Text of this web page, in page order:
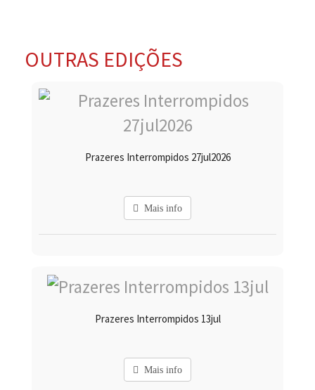
OUTRAS EDIÇÕES
Prazeres Interrompidos 27jul2026
Mais info
Prazeres Interrompidos 13jul
Mais info